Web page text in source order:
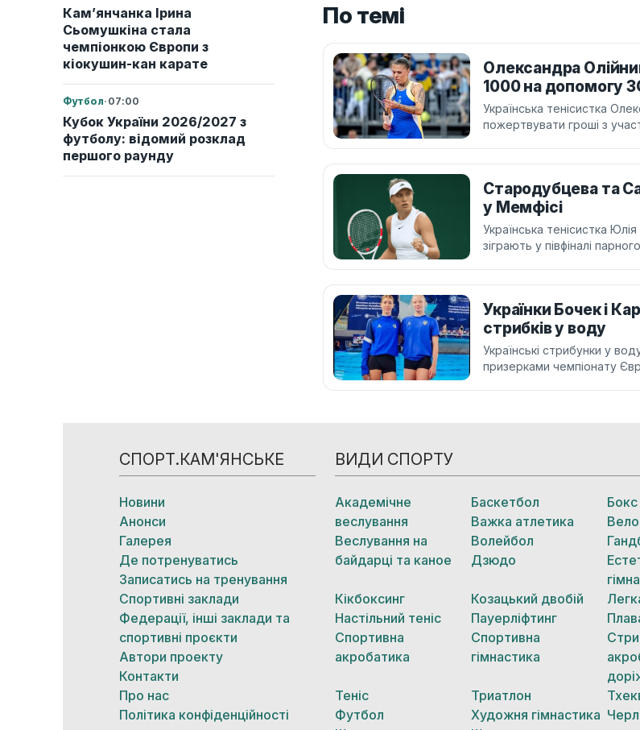
Кам’янчанка Ірина
Сьомушкіна стала
чемпіонкою Європи з
кіокушин-кан карате
Футбол· 07:00
Кубок України 2026/2027 з
футболу: відомий розклад
першого раунду
По темі
Олександра
1000 на допомогу
Українська тенісистка
пожертвувати гроші з
Стародубцева та
у Мемфісі
Українська тенісистка
зіграють у півфіналі
Українки Бочек і
стрибків у воду
Українські стрибунки у
призерками чемпіонату
СПОРТ.КАМ'ЯНСЬКЕ
Новини
Анонси
Галерея
Де потренуватись
Записатись на тренування
Спортивні заклади
Федерації, інші заклади та
спортивні проєкти
Автори проекту
Контакти
Про нас
Політика конфіденційності
ВИДИ СПОРТУ
Академічне
веслування
Баскетбол
Бокс
Важка атлетика
Веслування на
байдарці та каное
Волейбол
Дзюдо
Кікбоксинг
Козацький двобій
Настільний теніс
Пауерліфтинг
Спортивна
акробатика
Спортивна
гімнастика
Теніс
Триатлон
Футбол
Художня гімнастика